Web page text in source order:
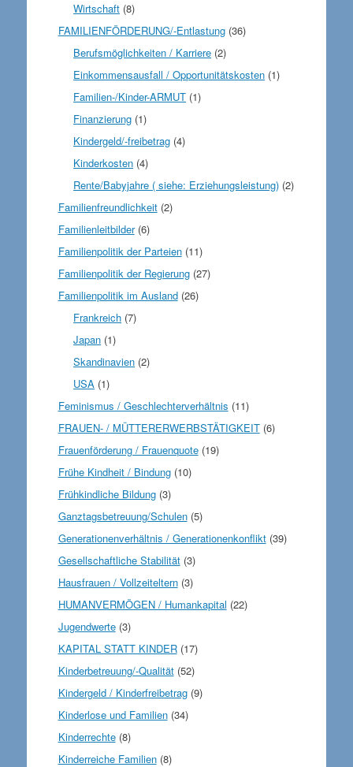
Wirtschaft (8)
FAMILIENFÖRDERUNG/-Entlastung(36)
Berufsmöglichkeiten / Karriere (2)
Einkommensausfall / Opportunitätskosten (1)
Familien-/Kinder-ARMUT (1)
Finanzierung (1)
Kindergeld/-freibetrag (4)
Kinderkosten (4)
Rente/Babyjahre ( siehe: Erziehungsleistung) (2)
Familienfreundlichkeit(2)
Familienleitbilder(6)
Familienpolitik der Parteien(11)
Familienpolitik der Regierung(27)
Familienpolitik im Ausland(26)
Frankreich (7)
Japan (1)
Skandinavien (2)
USA (1)
Feminismus / Geschlechterverhältnis (11)
FRAUEN- / MÜTTERERWERBSTÄTIGKEIT(6)
Frauenförderung / Frauenquote(19)
Frühe Kindheit / Bindung(10)
Frühkindliche Bildung(3)
Ganztagsbetreuung/Schulen(5)
Generationenverhältnis / Generationenkonflikt(39)
Gesellschaftliche Stabilität(3)
Hausfrauen / Vollzeiteltern(3)
HUMANVERMÖGEN / Humankapital (22)
Jugendwerte(3)
KAPITAL STATT KINDER(17)
Kinderbetreuung/-Qualität(52)
Kindergeld / Kinderfreibetrag(9)
Kinderlose und Familien(34)
Kinderrechte(8)
Kinderreiche Familien(8)